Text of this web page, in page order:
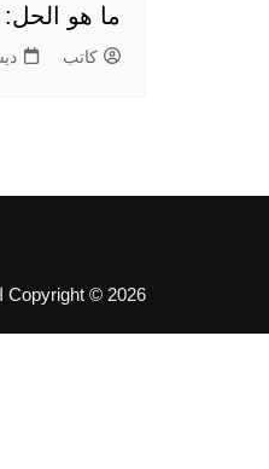
ما هو الحل:
كاتب
Copyright © 2026 اسرار الطاقة الايجابية والسلبية. All rights reserved.